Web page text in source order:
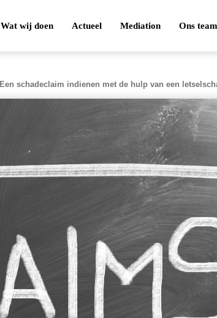
Wat wij doen Actueel Mediation Ons team
Een schadeclaim indienen met de hulp van een